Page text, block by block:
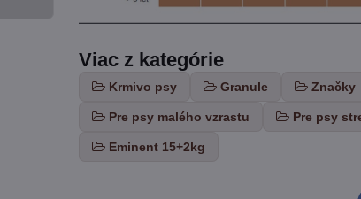
Viac z kategórie
Krmivo psy Granule Značky
Pre psy malého vzrastu Pre psy
Eminent 15+2kg